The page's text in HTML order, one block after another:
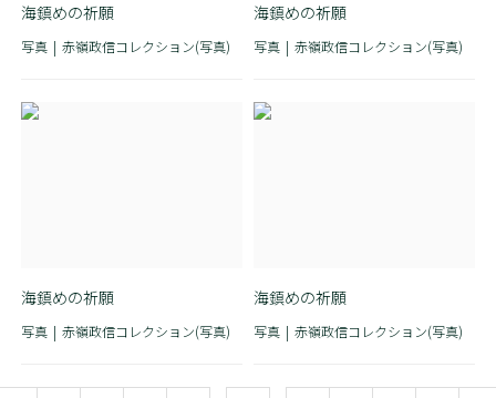
海鎮めの祈願
写真 赤嶺政信コレクション(写真)
海鎮めの祈願
写真 赤嶺政信コレクション(写真)
海鎮めの祈願
写真 赤嶺政信コレクション(写真)
海鎮めの祈願
写真 赤嶺政信コレクション(写真)